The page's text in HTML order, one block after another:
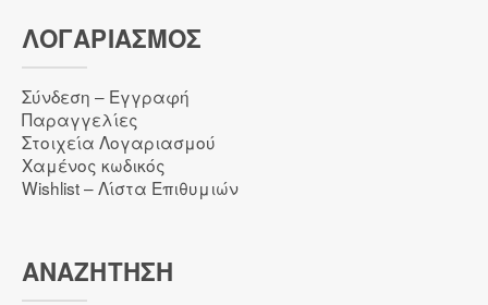
ΛΟΓΑΡΙΑΣΜΌΣ
Σύνδεση – Εγγραφή
Παραγγελίες
Στοιχεία Λογαριασμού
Χαμένος κωδικός
Wishlist – Λίστα Επιθυμιών
ΑΝΑΖΉΤΗΣΗ